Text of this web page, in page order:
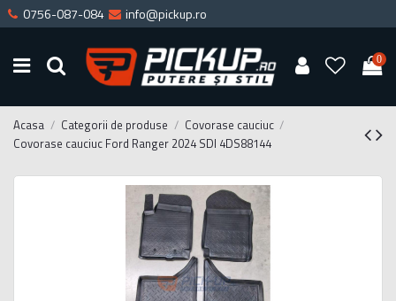
0756-087-084 info@pickup.ro
0
Acasa Categorii de produse
Covorase cauciuc
Covorase cauciuc Ford Ranger 2024 SDI 4DS88144